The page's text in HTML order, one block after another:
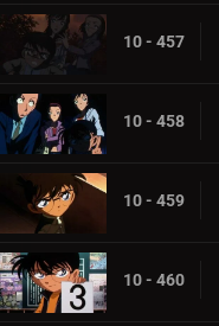
10 - 457
10 - 458
10 - 459
10 - 460